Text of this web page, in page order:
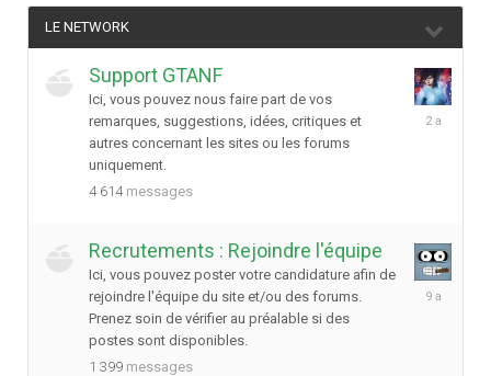
LE NETWORK
Support GTANF
Ici, vous pouvez nous faire part de vos
remarques, suggestions, idées, critiques et
autres concernant les sites ou les forums
uniquement.
4 614 messages
Recrutements : Rejoindre l'équipe
Ici, vous pouvez poster votre candidature afin de
rejoindre l'équipe du site et/ou des forums.
Prenez soin de vérifier au préalable si des
postes sont disponibles.
1 399 messages